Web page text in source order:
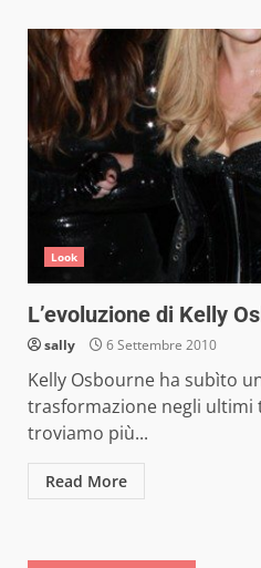
Look
L’evoluzione di Kelly
sally 6 Settembre 2010
Kelly Osbourne ha subìto
trasformazione negli ultimi
troviamo più...
Read More